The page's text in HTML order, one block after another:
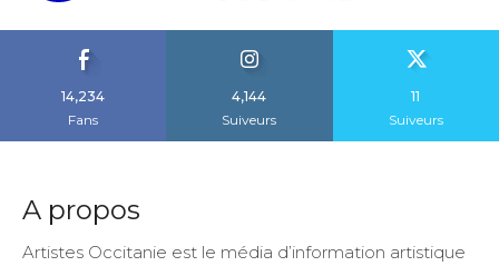
14,234
Fans
4,144
Suiveurs
11
Suiveurs
A propos
Artistes Occitanie est le média d’information artistique